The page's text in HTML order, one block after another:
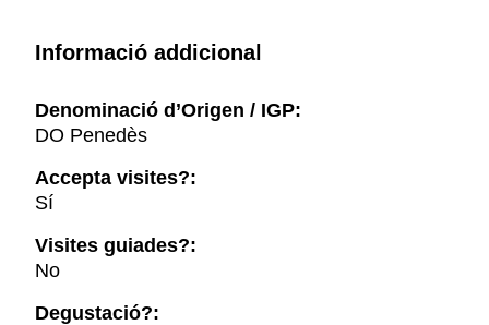
Informació addicional
Denominació d’Origen / IGP:
DO Penedès
Accepta visites?:
Sí
Visites guiades?:
No
Degustació?: